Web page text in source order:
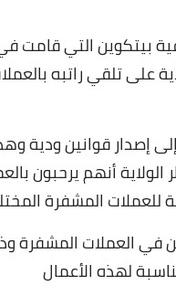
بيتكوينالتي قامت
على تلقي راتبه
إصدار قوانين ودية
أنهم يرحبون
للعملات المشفرة
في العملات المشفرة
لهذه الأعمال